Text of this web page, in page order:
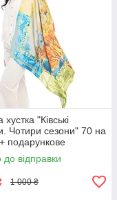
хустка "Ківські
Чотири сезони" 70 на
подарункове
до відправки
1 000 ₴